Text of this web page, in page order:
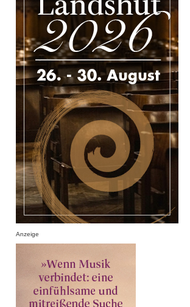
Anzeige